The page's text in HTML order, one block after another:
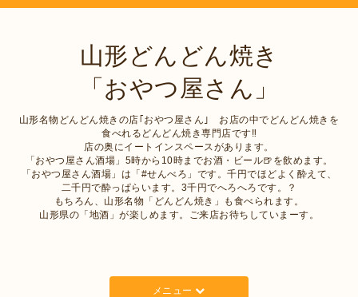
山形どんどん焼き
「おやつ屋さん」
山形名物どんどん焼きの店｢おやつ屋さん｣ お店の中でどんどん焼きを
食べれるどんどん焼き専門店です‼︎
店の奥にイートインスペースがあります。
「おやつ屋さん酒場」5時から10時までお酒・ビール🍺を飲めます。
「おやつ屋さん酒場」は「#せんべろ」です。千円でほどよく酔えて、
二千円で酔っぱらいます。3千円でへろへろです。？
もちろん、山形名物「どんどん焼き」も食べられます。
山形県の「地酒」が楽しめます。ご来店お待ちしていまーす。
メニュー